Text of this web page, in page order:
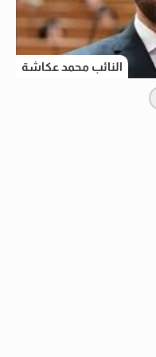
النائب محمد عكاشة